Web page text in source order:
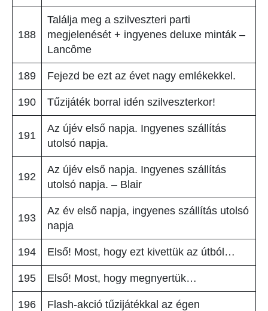
188
Találja meg a szilveszteri parti
megjelenését + ingyenes deluxe minták –
Lancôme
189 Fejezd be ezt az évet nagy emlékekkel.
190 Tűzijáték borral idén szilveszterkor!
191
Az újév első napja. Ingyenes szállítás
utolsó napja.
192
Az újév első napja. Ingyenes szállítás
utolsó napja. – Blair
193
Az év első napja, ingyenes szállítás utolsó
napja
194 Első! Most, hogy ezt kivettük az útból…
195 Első! Most, hogy megnyertük…
196 Flash-akció tűzijátékkal az égen